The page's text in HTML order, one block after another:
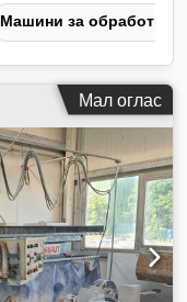
Машини за обработка
Мал оглас